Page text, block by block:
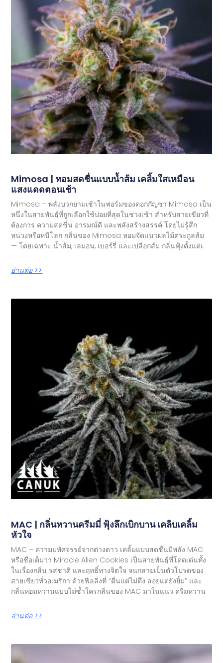
Mimosa | หอมสดชื่นแบบน้ำส้ม เคลิ้มใสเหมือน
แสงแดดตอนเช้า
Mimosa – พลังบวกยามเช้าในฟอร์มของดอกกัญชา Mimosa เป็น
หนึ่งในสายพันธุ์ที่ถูกเลือกใช้บ่อยที่สุดในช่วงเช้า สำหรับสายเขียวที่
ต้องการ ความสดชื่น อารมณ์ดี และพลังสร้างสรรค์ โดยไม่รู้สึก
หน่วงหรือหนีโลก กลิ่นของ Mimosa หอมจัดแนวผลไม้ตระกูลส้ม
— โดยเฉพาะ น้ำส้ม, เลมอน, เบอร์รี่ และเปลือกส้ม กลิ่นฟุ้งตั้งแต่เ
อ่านต่อ >>
MAC | กลิ่นหวานครีมมี่ ฟุ้งลึกเบิกบาน เคลิบเคลิ้ม
หัวใจ
MAC – ความมหัศจรรย์จากต่างดาว เคลิ้มแบบสดชื่นมีพลัง MAC
หรือชื่อเต็มว่า Miracle Alien Cookies เป็นสายพันธุ์ที่โดดเด่นทั้ง
ในเรื่องกลิ่น รสชาติ และฤทธิ์ทางจิตใจ จนกลายเป็นตัวโปรดของ
สายเขียวทั่วอเมริกา ด้วยฟีลลิ่งที่ “ตื่นแต่ไม่ตึง ลอยแต่ยังยิ้ม” และ
กลิ่นหอมหวานแบบไม่ซ้ำใครกลิ่นของ MAC มาในแนว ครีมหวาน
อ่านต่อ >>